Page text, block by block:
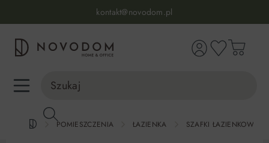
kontakt@novodom.pl
Dostawa z wniesieniem
30 dni na zwrot lub wymianę
98% zadowolonych klientów
POMIESZCZENIA ŁAZIENKA SZAFKI ŁAZIENKOWE